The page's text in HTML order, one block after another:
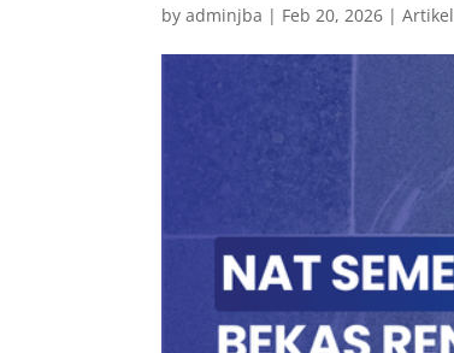
byadminjba | Feb 20, 2026 |Artikel